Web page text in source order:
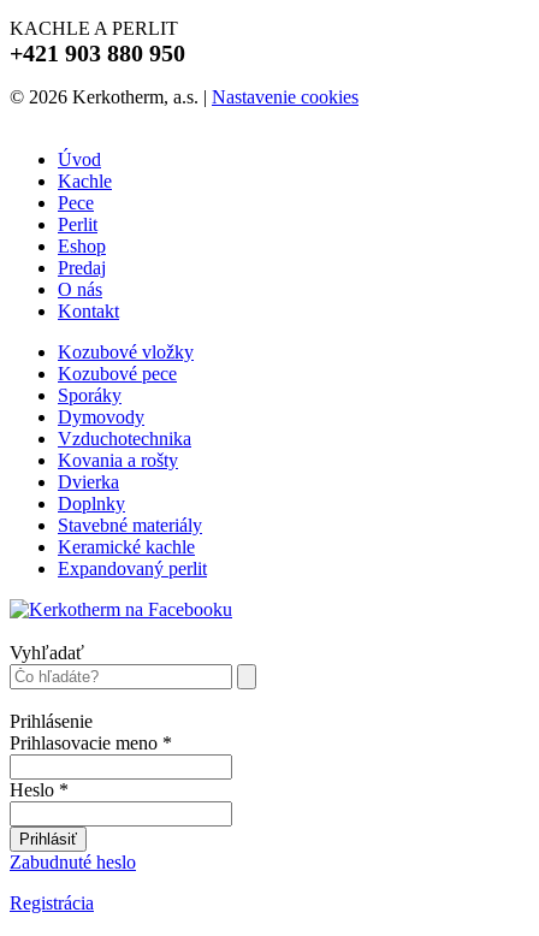
KACHLE A PERLIT
+421 903 880 950
© 2026 Kerkotherm, a.s. | Nastavenie cookies
Úvod
Kachle
Pece
Perlit
Eshop
Predaj
O nás
Kontakt
Kozubové vložky
Kozubové pece
Sporáky
Dymovody
Vzduchotechnika
Kovania a rošty
Dvierka
Doplnky
Stavebné materiály
Keramické kachle
Expandovaný perlit
Vyhľadať
Prihlásenie
Prihlasovacie meno *
Heslo *
Prihlásiť
Zabudnuté heslo
Registrácia